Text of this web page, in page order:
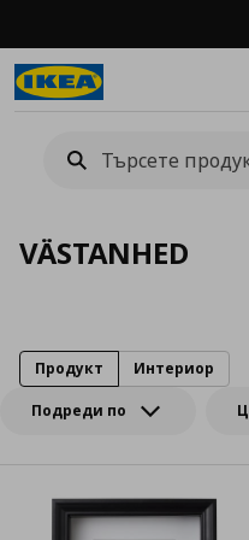
VÄSTANHED
Подреди по
Продукт Интериор